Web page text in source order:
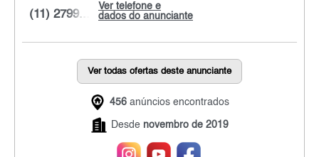
Ver telefone e
dados do anunciante
(11) 2799...
Ver todas ofertas deste anunciante
456 anúncios encontrados
Desde novembro de 2019